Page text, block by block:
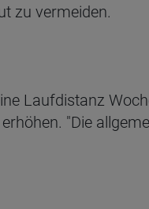
zu vermeiden.
Laufdistanz
"Die